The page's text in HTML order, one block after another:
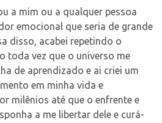
a mim ou a qualquer pessoa
emocional que seria de grande
disso, acabei repetindo o
toda vez que o universo me
de aprendizado e ai criei um
em minha vida e
milênios até que o enfrente e
a me libertar dele e curá-